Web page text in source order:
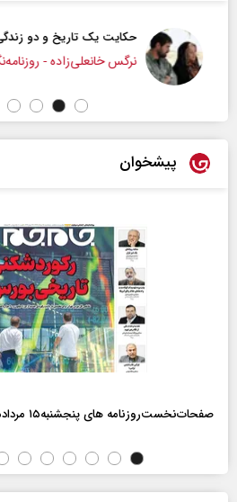
حکایت یک تاریخ و دو زندگی
نرگس خانعلی‌زاده - روزنامه‌نگار
پیشخوان
صفحات‌نخست‌روزنامه ها‌ی پنجشنبه‌۱۵ مردادماه